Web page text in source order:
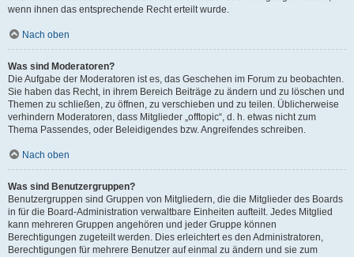
wenn ihnen das entsprechende Recht erteilt wurde.
Nach oben
Was sind Moderatoren?
Die Aufgabe der Moderatoren ist es, das Geschehen im Forum zu beobachten.
Sie haben das Recht, in ihrem Bereich Beiträge zu ändern und zu löschen und
Themen zu schließen, zu öffnen, zu verschieben und zu teilen. Üblicherweise
verhindern Moderatoren, dass Mitglieder „offtopic“, d. h. etwas nicht zum
Thema Passendes, oder Beleidigendes bzw. Angreifendes schreiben.
Nach oben
Was sind Benutzergruppen?
Benutzergruppen sind Gruppen von Mitgliedern, die die Mitglieder des Boards
in für die Board-Administration verwaltbare Einheiten aufteilt. Jedes Mitglied
kann mehreren Gruppen angehören und jeder Gruppe können
Berechtigungen zugeteilt werden. Dies erleichtert es den Administratoren,
Berechtigungen für mehrere Benutzer auf einmal zu ändern und sie zum